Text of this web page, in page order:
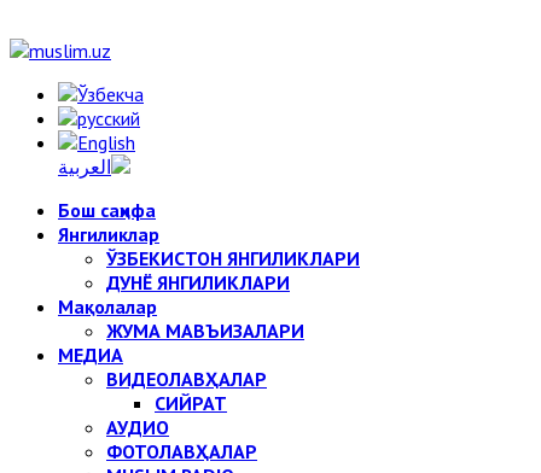
Бош саҳифа
Янгиликлар
ЎЗБЕКИСТОН ЯНГИЛИКЛАРИ
ДУНЁ ЯНГИЛИКЛАРИ
Мақолалар
ЖУМА МАВЪИЗАЛАРИ
МЕДИА
ВИДЕОЛАВҲАЛАР
СИЙРАТ
АУДИО
ФОТОЛАВҲАЛАР